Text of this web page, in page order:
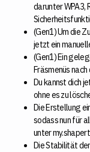
darunter WPA3,
(Gen1) Um die
jetzt ein
(Gen1) Ein
Fräsmenüs
Du kannst dich
ohne es zu
Die Erstellung
sodass nun für
unter
Die Stabilität